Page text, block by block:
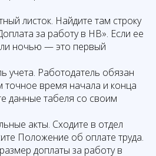
листок. Найдите там строку
за работу в НВ». Если ее
ночью — это первый
учета. Работодатель обязан
точное время начала и конца
данные табеля со своим
акты. Сходите в отдел
Положение об оплате труда.
доплаты за работу в